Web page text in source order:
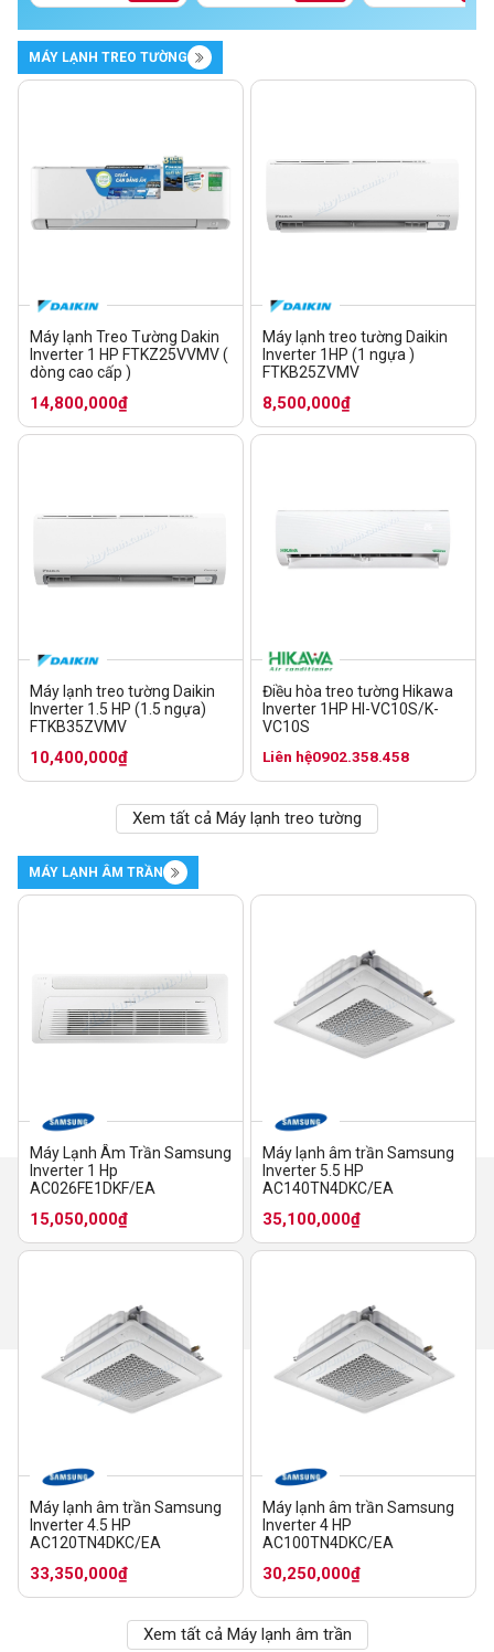
MÁY LẠNH TREO TƯỜNG
Máy lạnh Treo Tường Dakin
Inverter 1 HP FTKZ25VVMV (
dòng cao cấp )
14,800,000₫
Máy lạnh treo tường Daikin
Inverter 1HP (1 ngựa )
FTKB25ZVMV
8,500,000₫
Máy lạnh treo tường Daikin
Inverter 1.5 HP (1.5 ngựa)
FTKB35ZVMV
10,400,000₫
Điều hòa treo tường Hikawa
Inverter 1HP HI-VC10S/K-
VC10S
Liên hệ0902.358.458
Xem tất cả Máy lạnh treo tường
MÁY LẠNH ÂM TRẦN
Máy Lạnh Âm Trần Samsung
Inverter 1 Hp
AC026FE1DKF/EA
15,050,000₫
Máy lạnh âm trần Samsung
Inverter 5.5 HP
AC140TN4DKC/EA
35,100,000₫
Máy lạnh âm trần Samsung
Inverter 4.5 HP
AC120TN4DKC/EA
33,350,000₫
Máy lạnh âm trần Samsung
Inverter 4 HP
AC100TN4DKC/EA
30,250,000₫
Xem tất cả Máy lạnh âm trần